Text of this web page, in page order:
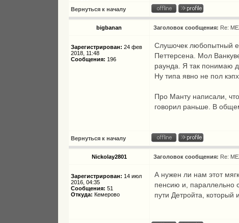
Вернуться к началу
bigbanan Заголовок сообщения: Re:
Зарегистрирован: 24 фев
2018, 11:48
Сообщения: 196
Слушочек любопытный
Петтерсена. Мол
раунда. Я так понимаю
Ну типа явно не пол
Про Манту написали,
говорил раньше. В
Вернуться к началу
Nickolay2801 Заголовок сообщения: Re:
Зарегистрирован: 14 июл
2016, 04:35
Сообщения: 51
Откуда: Кемерово
А нужен ли нам этот
пенсию и, параллельно
пути Детройта, который